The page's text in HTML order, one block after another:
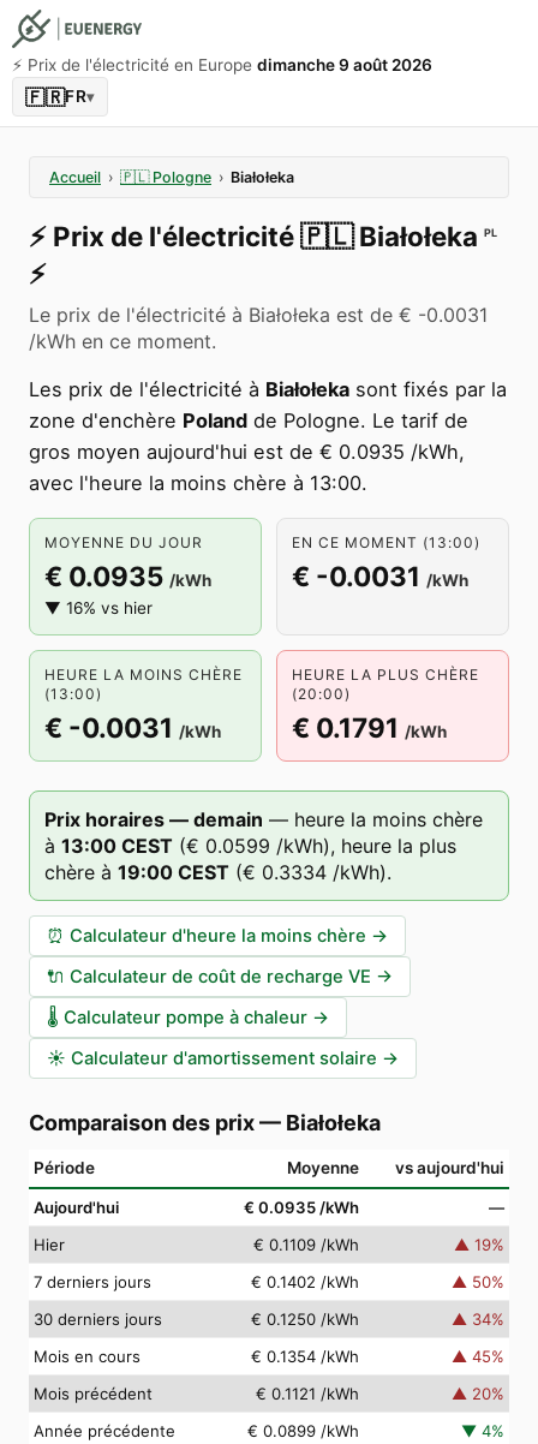
⚡️ Prix de l'électricité en Europe dimanche 9 août 2026
🇫🇷FR▾
Accueil › 🇵🇱 Pologne › Białołeka
⚡️ Prix de l'électricité🇵🇱 Białołeka PL
⚡️
Le prix de l'électricité à Białołeka est de € -0.0031
/kWh en ce moment.
Les prix de l'électricité à Białołeka sont fixés par la
zone d'enchère Poland de Pologne. Le tarif de
gros moyen aujourd'hui est de € 0.0935 /kWh,
avec l'heure la moins chère à 13:00.
MOYENNE DU JOUR
€ 0.0935 /kWh
▼ 16% vs hier
EN CE MOMENT (13:00)
€ -0.0031 /kWh
HEURE LA MOINS CHÈRE
(13:00)
€ -0.0031 /kWh
HEURE LA PLUS CHÈRE
(20:00)
€ 0.1791 /kWh
Prix horaires — demain — heure la moins chère
à 13:00 CEST (€ 0.0599 /kWh), heure la plus
chère à 19:00 CEST (€ 0.3334 /kWh).
⏰ Calculateur d'heure la moins chère →
🔌 Calculateur de coût de recharge VE →
🌡️ Calculateur pompe à chaleur →
☀️ Calculateur d'amortissement solaire →
Comparaison des prix— Białołeka
Période Moyenne vs aujourd'hui
Aujourd'hui € 0.0935 /kWh
—
Hier
€ 0.1109 /kWh ▲ 19%
7 derniers jours
€ 0.1402 /kWh ▲ 50%
30 derniers jours
€ 0.1250 /kWh ▲ 34%
Mois en cours
€ 0.1354 /kWh ▲ 45%
Mois précédent
€ 0.1121 /kWh ▲ 20%
Année précédente
€ 0.0899 /kWh ▼ 4%